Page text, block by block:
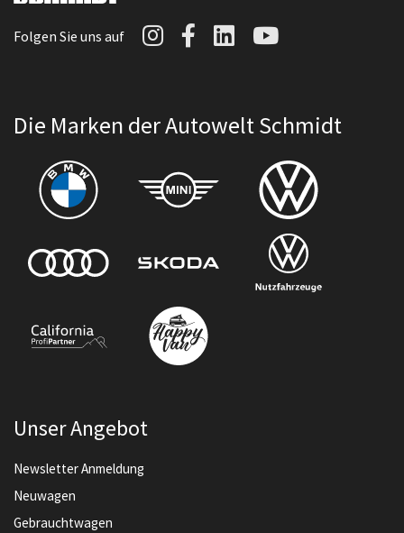
Folgen Sie uns auf Autowelt Schmidt auf
Autowelt Schmidt
AutoweltAutowelt
Die Marken der Autowelt Schmidt
Unser Angebot
Newsletter Anmeldung
Neuwagen
Gebrauchtwagen